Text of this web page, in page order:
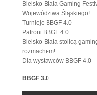
Bielsko-Biała Gaming
Województwa Śląskiego!
Turnieje BBGF 4.0
Patroni BBGF 4.0
Bielsko-Biała stolicą
rozmachem!
Dla wystawców BBGF 4.0
BBGF 3.0